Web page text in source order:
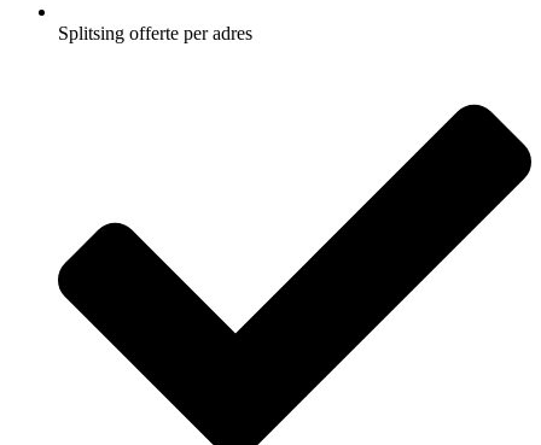
Splitsing offerte per adres